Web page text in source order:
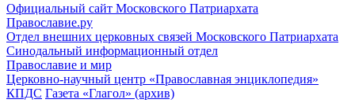
Официальный сайт Московского Патриархата
Православие.ру
Отдел внешних церковных связей Московского Патриархата
Синодальный информационный отдел
Православие и мир
Церковно-научный центр «Православная энциклопедия»
КПДС Газета «Глагол» (архив)